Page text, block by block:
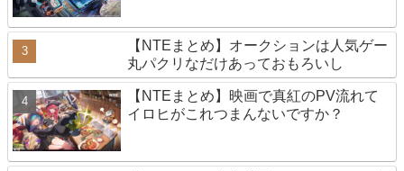
【NTEまとめ】オークションは人気ゲー
丸パクリなだけあっておもろいし
【NTEまとめ】映画で真紅のPV流れて
イロヒがこれつまんないですか？